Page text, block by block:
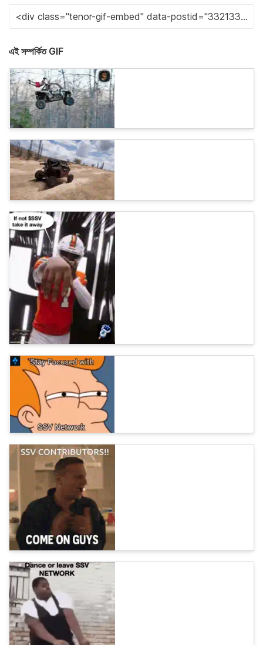
এই সম্পর্কিত GIF